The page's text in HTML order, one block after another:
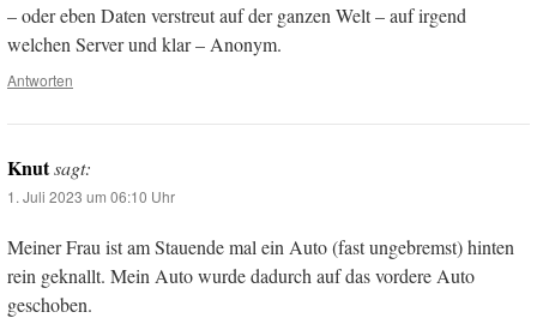
– oder eben Daten verstreut auf der ganzen Welt – auf irgend
welchen Server und klar – Anonym.
Antworten
Knutsagt:
1. Juli 2023 um 06:10 Uhr
Meiner Frau ist am Stauende mal ein Auto (fast ungebremst) hinten
rein geknallt. Mein Auto wurde dadurch auf das vordere Auto
geschoben.